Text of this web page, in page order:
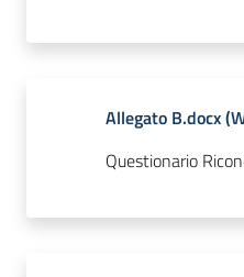
Allegato B.docx(
Questionario